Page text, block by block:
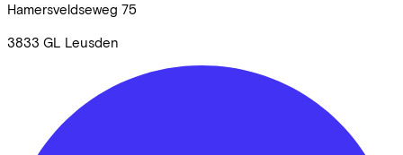
Hamersveldseweg 75
3833 GL Leusden